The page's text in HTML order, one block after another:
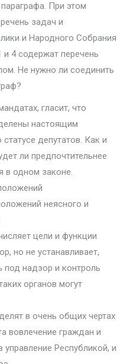
При этом
задач и
и Народного Собрания
и 4 содержат перечень
Не нужно ли соединить
гласит, что
настоящим
депутатов. Как и
ли предпочтительнее
в одном законе.
неясного и
цели и функции
но не устанавливает,
под надзор и контроль
органов могут
в очень общих чертах
вовлечение граждан и
Республикой, и